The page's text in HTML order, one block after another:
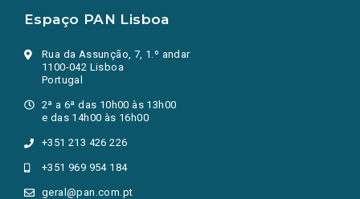
Espaço PAN Lisboa
Rua da Assunção, 7, 1.º andar
1100-042 Lisboa
Portugal
2ª a 6ª das 10h00 às 13h00
e das 14h00 às 16h00
+351 213 426 226
+351 969 954 184
geral@pan.com.pt